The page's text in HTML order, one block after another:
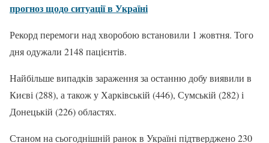
прогноз щодо ситуації в Україні
Рекорд перемоги над хворобою встановили 1 жовтня. Того
дня одужали 2148 пацієнтів.
Найбільше випадків зараження за останню добу виявили в
Києві (288), а також у Харківській (446), Сумській (282) і
Донецькій (226) областях.
Станом на сьогоднішній ранок в Україні підтверджено 230